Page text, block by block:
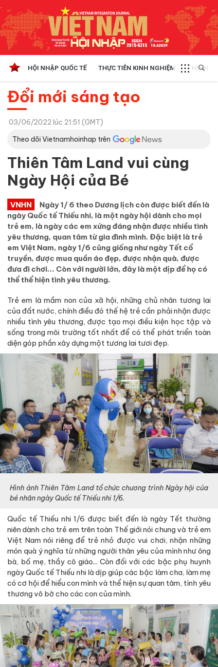
HỘI NHẬP QUỐC TẾ THỰC TIỄN KINH NGHIỆM CHÍNH
Đổi mới sáng tạo
03/06/2022 lúc 21:51 (GMT)
Theo dõi Vietnamhoinhap trên
Thiên Tâm Land vui cùng
Ngày Hội của Bé
VNHN
Ngày 1/ 6 theo Dương lịch còn được biết đến là
ngày Quốc tế Thiếu nhi, là một ngày hội dành cho mọi
trẻ em, là ngày các em xứng đáng nhận được nhiều tình
yêu thương, quan tâm từ gia đình mình. Đặc biệt là trẻ
em Việt Nam, ngày 1/6 cũng giống như ngày Tết cổ
truyền, được mua quần áo đẹp, được nhận quà, được
đưa đi chơi... Còn với người lớn, đây là một dịp để họ có
thể thể hiện tình yêu thương.
Trẻ em là mầm non của xã hội, những chủ nhân tương lai
của đất nước, chính điều đó thế hệ trẻ cần phải nhận được
nhiều tình yêu thương, được tạo mọi điều kiện học tập và
sống trong môi trường tốt nhất để có thể phát triển toàn
diện góp phần xây dựng một tương lai tươi đẹp.
Hình ảnh Thiên Tâm Land tổ chức chương trình Ngày hội của
bé nhân ngày Quốc tế Thiếu nhi 1/6.
Quốc tế Thiếu nhi 1/6 được biết đến là ngày Tết thường
niên dành cho trẻ em trên toàn Thế giới nói chung và trẻ em
Việt Nam nói riêng để trẻ nhỏ được vui chơi, nhận những
món quà ý nghĩa từ những người thân yêu của mình như ông
bà, bố mẹ, thầy cô giáo... Còn đối với các bậc phụ huynh
ngày Quốc tế Thiếu nhi là dịp giúp các bậc làm cha, làm mẹ
có cơ hội để hiểu con mình và thể hiện sự quan tâm, tình yêu
thương vô bờ cho các con của mình.